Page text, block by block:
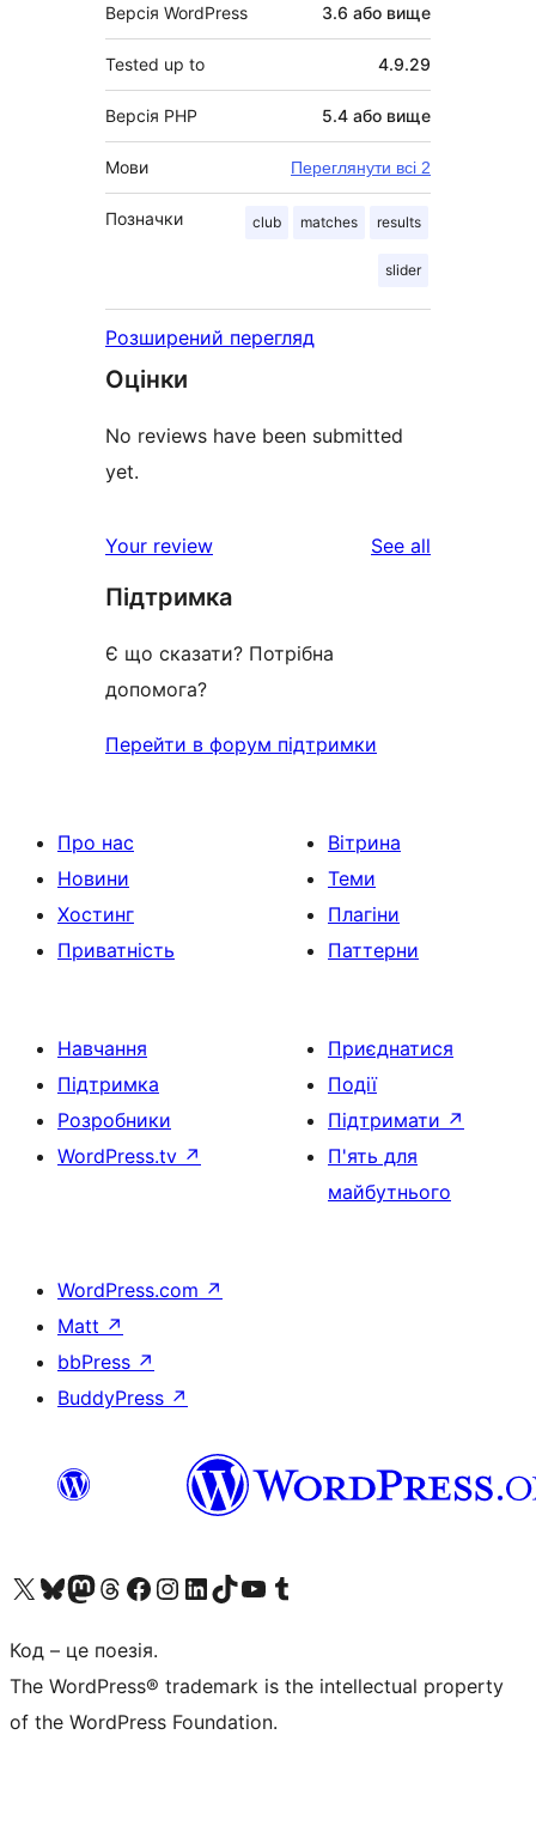
Версія WordPress 3.6 або вище
Tested up to 4.9.29
Версія PHP 5.4 або вище
Мови Переглянути всі 2
Позначки club matches results
slider
Розширений перегляд
Оцінки
No reviews have been submitted
yet.
Your review See all
Підтримка
Є що сказати? Потрібна
допомога?
Перейти в форум підтримки
Про нас
Новини
Хостинг
Приватність
Вітрина
Теми
Плагіни
Паттерни
Навчання
Підтримка
Розробники
WordPress.tv ↗
Приєднатися
Події
Підтримати ↗
П'ять для
майбутнього
WordPress.com ↗
Matt ↗
bbPress ↗
BuddyPress ↗
Visit our X (formerly Twitter) account
Visit our Bluesky account
Завітайте до нашої стрічки в Mastodon
Visit our Threads account
Завітайте на нашу сторінку в Facebook
Visit our Instagram account
Visit our LinkedIn account
Visit our TikTok account
Visit our YouTube channel
Visit our Tumblr account
Код – це поезія.
The WordPress® trademark is the intellectual property
of the WordPress Foundation.